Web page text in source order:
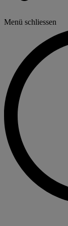
Menü schliessen